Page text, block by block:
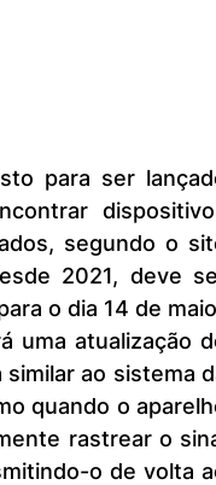
segundo o
2021, deve
o dia 14 de
ao sistema
quando o
rastrear o
o de volta